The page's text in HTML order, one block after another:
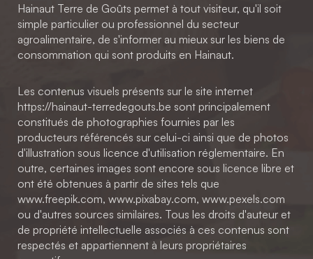
Hainaut Terre de Goûts permet à tout visiteur, qu'il soit
simple particulier ou professionnel du secteur
agroalimentaire, de s'informer au mieux sur les biens de
consommation qui sont produits en Hainaut.
Les contenus visuels présents sur le site internet
https://hainaut-terredegouts.be sont principalement
constitués de photographies fournies par les
producteurs référencés sur celui-ci ainsi que de photos
d'illustration sous licence d'utilisation réglementaire. En
outre, certaines images sont encore sous licence libre et
ont été obtenues à partir de sites tels que
www.freepik.com, www.pixabay.com, www.pexels.com
ou d'autres sources similaires. Tous les droits d'auteur et
de propriété intellectuelle associés à ces contenus sont
respectés et appartiennent à leurs propriétaires